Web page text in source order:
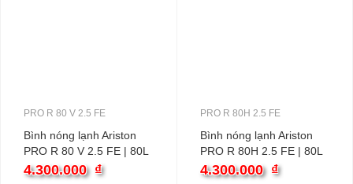
PRO R 80 V 2.5 FE
Bình nóng lạnh Ariston
PRO R 80 V 2.5 FE | 80L
4.300.000 ₫
PRO R 80H 2.5 FE
Bình nóng lạnh Ariston
PRO R 80H 2.5 FE | 80L
ngang
4.300.000 ₫